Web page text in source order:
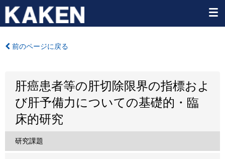
前のページに戻る
肝癌患者等の肝切除限界の指標およ
び肝予備力についての基礎的・臨
床的研究
研究課題